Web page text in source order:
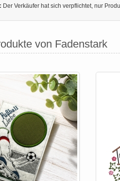
Der Verkäufer hat sich verpflichtet, nur
von Fadenstark